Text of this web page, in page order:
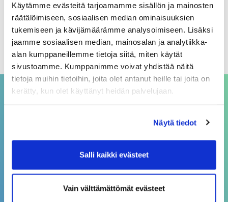
Käytämme evästeitä tarjoamamme sisällön ja mainosten
räätälöimiseen, sosiaalisen median ominaisuuksien
tukemiseen ja kävijämäärämme analysoimiseen. Lisäksi
jaamme sosiaalisen median, mainosalan ja analytiikka-
alan kumppaneillemme tietoja siitä, miten käytät
sivustoamme. Kumppanimme voivat yhdistää näitä
tietoja muihin tietoihin, joita olet antanut heille tai joita on
kerätty, kun olet käyttänyt heidän palvelujaan.
Näytä tiedot
Salli kaikki evästeet
Vain välttämättömät evästeet
elokuu 2026
heinäkuu 2026
kesäkuu 2026
p. 08 3148 190